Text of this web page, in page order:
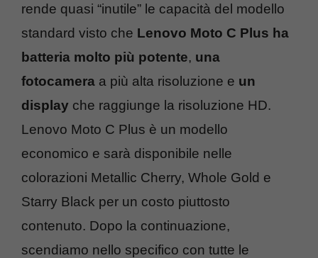
rende quasi “inutile” le capacità del modello
standard visto che Lenovo Moto C Plus ha
batteria molto più potente, una
fotocamera a più alta risoluzione e un
display che raggiunge la risoluzione HD.
Lenovo Moto C Plus è un modello
economico e sarà disponibile nelle
colorazioni Metallic Cherry, Whole Gold e
Starry Black per un costo piuttosto
contenuto. Dopo la continuazione,
scendiamo nello specifico con tutte le